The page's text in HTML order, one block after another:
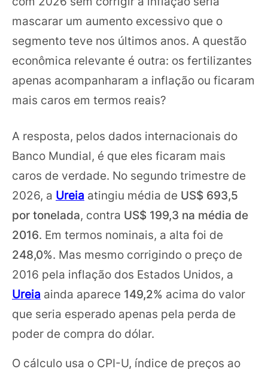
mascarar um aumento excessivo que o
segmento teve nos últimos anos. A questão
econômica relevante é outra: os fertilizantes
apenas acompanharam a inflação ou ficaram
mais caros em termos reais?
A resposta, pelos dados internacionais do
Banco Mundial, é que eles ficaram mais
caros de verdade. No segundo trimestre de
2026, a Ureia atingiu média de US$ 693,5
por tonelada, contra US$ 199,3 na média de
2016. Em termos nominais, a alta foi de
248,0%. Mas mesmo corrigindo o preço de
2016 pela inflação dos Estados Unidos, a
Ureia ainda aparece 149,2% acima do valor
que seria esperado apenas pela perda de
poder de compra do dólar.
O cálculo usa o CPI-U, índice de preços ao